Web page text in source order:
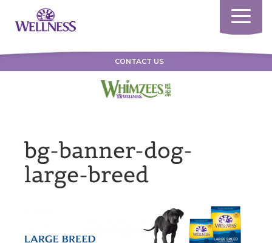
Toggle
CONTACT US
bg-banner-dog-
large-breed